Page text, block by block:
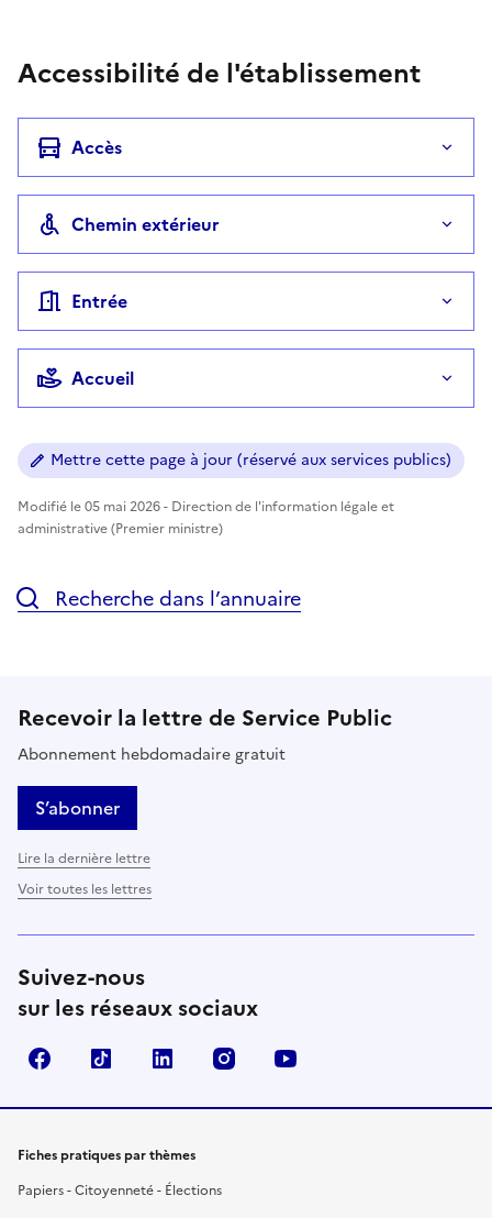
Accessibilité de l'établissement
Accès
Chemin extérieur
Entrée
Accueil
Mettre cette page à jour (réservé aux services publics)
Modifié le 05 mai 2026 - Direction de l'information légale et
administrative (Premier ministre)
Recherche dans l’annuaire
Recevoir la lettre de Service Public
Abonnement hebdomadaire gratuit
S’abonner
Lire la dernière lettre
Voir toutes les lettres
Suivez-nous
sur les réseaux sociaux
FacebookTikTok LinkedIn Instagram
Fiches pratiques par thèmes
Papiers - Citoyenneté - Élections